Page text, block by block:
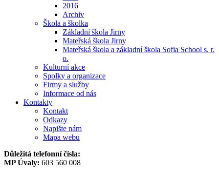
2016
Archiv
Škola a školka
Základní škola Jirny
Mateřská škola Jirny
Mateřská škola a základní škola Sofia School s. r.
o.
Kulturní akce
Spolky a organizace
Firmy a služby
Informace od nás
Kontakty
Kontakt
Odkazy
Napište nám
Mapa webu
Důležitá telefonní čísla:
MP Úvaly: 603 560 008